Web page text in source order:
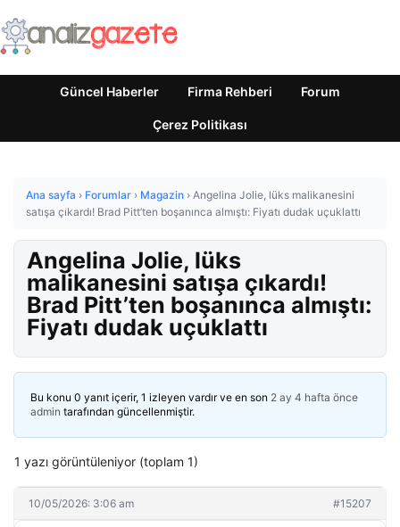
Güncel Haberler Firma Rehberi Forum
Çerez Politikası
Ana sayfa › Forumlar › Magazin › Angelina Jolie, lüks malikanesini
satışa çıkardı! Brad Pitt’ten boşanınca almıştı: Fiyatı dudak uçuklattı
Angelina Jolie, lüks
malikanesini satışa çıkardı!
Brad Pitt’ten boşanınca almıştı:
Fiyatı dudak uçuklattı
Bu konu 0 yanıt içerir, 1 izleyen vardır ve en son 2 ay 4 hafta önce
admin tarafından güncellenmiştir.
1 yazı görüntüleniyor (toplam 1)
10/05/2026: 3:06 am #15207